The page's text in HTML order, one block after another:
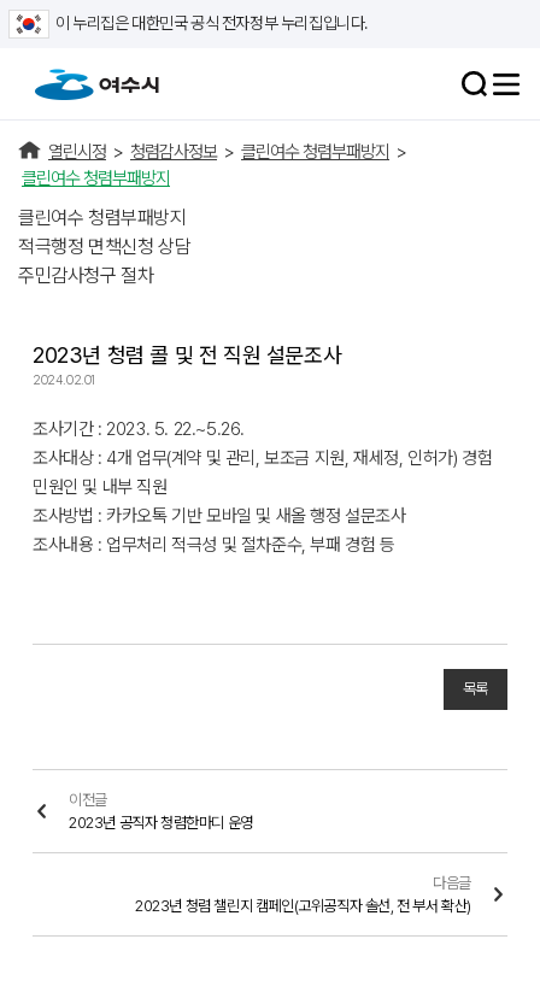
이 누리집은 대한민국 공식 전자정부 누리집입니다.
열린시정 > 청렴감사정보 > 클린여수 청렴부패방지 >
클린여수 청렴부패방지
클린여수 청렴부패방지
적극행정 면책신청 상담
주민감사청구 절차
2023년 청렴 콜 및 전 직원 설문조사
2024.02.01
조사기간 : 2023. 5. 22.~5.26.
조사대상 : 4개 업무(계약 및 관리, 보조금 지원, 재세정, 인허가) 경험
민원인 및 내부 직원
조사방법 : 카카오톡 기반 모바일 및 새올 행정 설문조사
조사내용 : 업무처리 적극성 및 절차준수, 부패 경험 등
목록
이전글
2023년 공직자 청렴한마디 운영
다음글
2023년 청렴 챌린지 캠페인(고위공직자 솔선, 전 부서 확산)